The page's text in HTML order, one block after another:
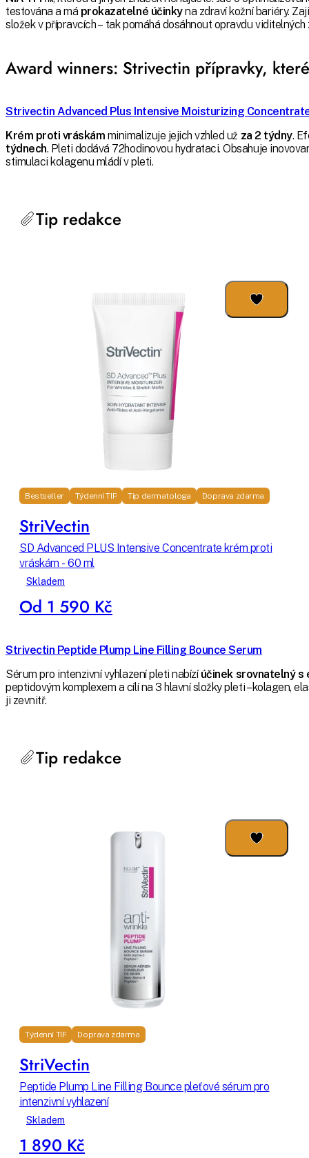
testována a má prokazatelné účinkyna zdraví kožní bariéry.
složek v přípravcích – tak pomáhá dosáhnout opravdu
Award winners: Strivectin přípravky,
Strivectin Advanced Plus Intensive Moisturizing
Krém proti vráskám minimalizuje jejich vzhled už za 2 týdny.
týdnech. Pleti dodává 72hodinovou hydrataci. Obsahuje
stimulaci kolagenu mládí v pleti.
Tip redakce
Bestseller Týdenní TIP Tip dermatologa Doprava zdarma
StriVectin
SD Advanced PLUS Intensive Concentrate krém proti
vráskám - 60 ml
Skladem
Od 1 590 Kč
Strivectin Peptide Plump Line Filling Bounce Serum
Sérum pro intenzivní vyhlazení pleti nabízíúčinek srovnatelný
peptidovým komplexem a cílí na 3 hlavní složky pleti – kolagen,
ji zevnitř.
Tip redakce
Týdenní TIP Doprava zdarma
StriVectin
Peptide Plump Line Filling Bounce pleťové sérum pro
intenzivní vyhlazení
Skladem
1 890 Kč